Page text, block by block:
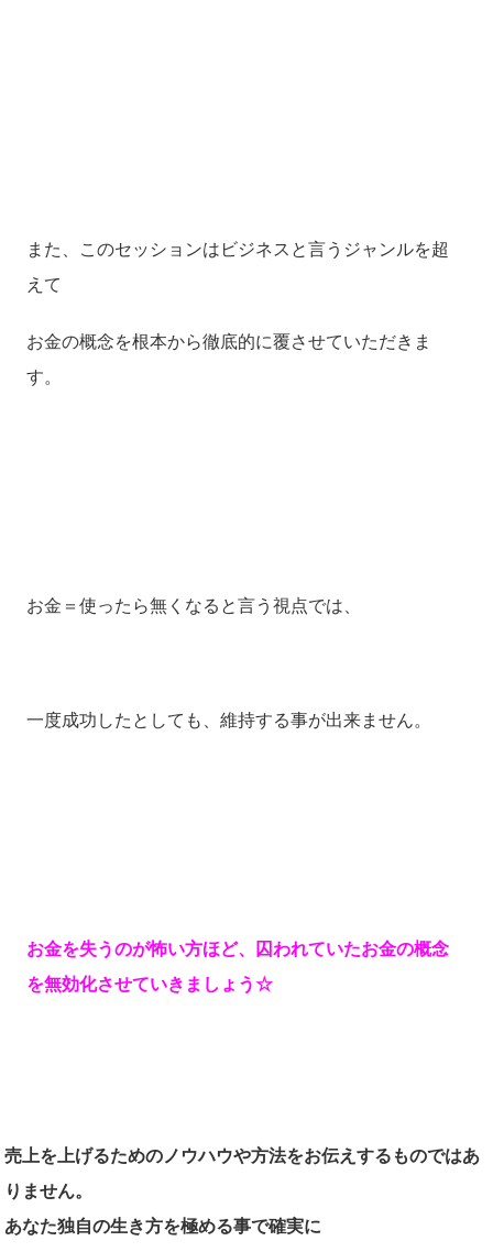
また、このセッションはビジネスと言うジャンルを超
えて
お金の概念を根本から徹底的に覆させていただきま
す。
お金＝使ったら無くなると言う視点では、
一度成功したとしても、維持する事が出来ません。
お金を失うのが怖い方ほど、囚われていたお金の概念
を無効化させていきましょう☆
売上を上げるためのノウハウや方法をお伝えするものではあ
りません。
あなた独自の生き方を極める事で確実に